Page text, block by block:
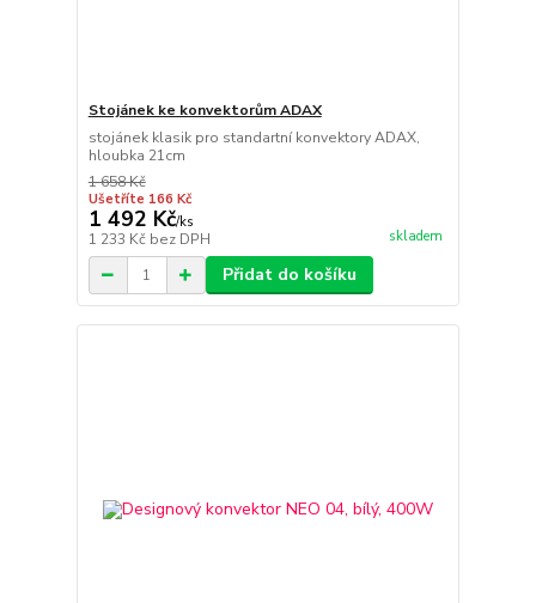
Stojánek ke konvektorům ADAX
stojánek klasik pro standartní konvektory ADAX,
hloubka 21cm
1 658 Kč
Ušetříte 166 Kč
1 492 Kč/ks
1 233 Kč bez DPH skladem
Přidat do košíku